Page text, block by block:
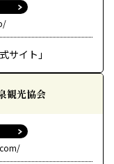
サイト」
観光協会